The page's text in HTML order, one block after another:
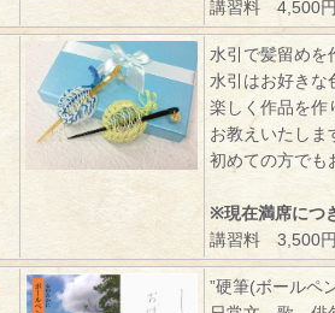
講習料 4,500円
水引で髪留めを
水引はお好きな
楽しく作品を作
お教えいたしま
初めての方でも
※現在満席につ
講習料 3,500円
”硬筆(ボールペ